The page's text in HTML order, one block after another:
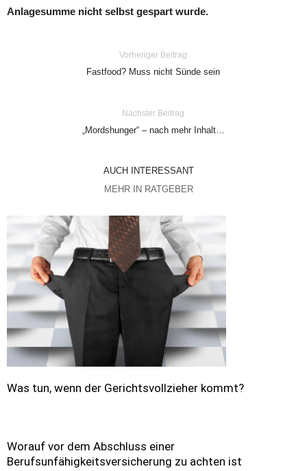
Anlagesumme nicht selbst gespart wurde.
Vorheriger Beitrag
Fastfood? Muss nicht Sünde sein
Nächster Beitrag
„Mordshunger“ – nach mehr Inhalt…
AUCH INTERESSANT
MEHR IN RATGEBER
Was tun, wenn der Gerichtsvollzieher kommt?
Worauf vor dem Abschluss einer
Berufsunfähigkeitsversicherung zu achten ist